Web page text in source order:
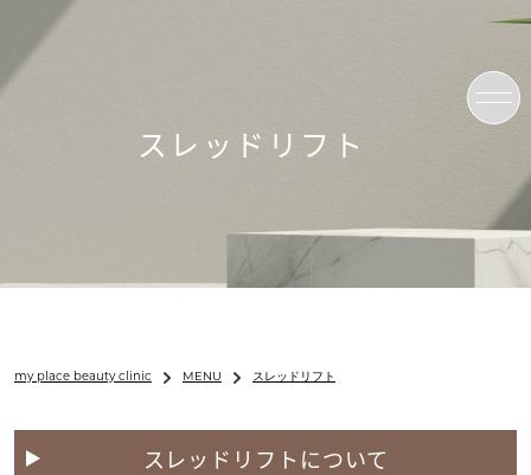
スレッドリフト
my place beauty clinic MENU スレッドリフト
スレッドリフトについて